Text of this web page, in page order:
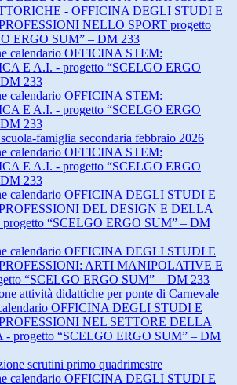
- OFFICINA DEGLI STUDI E
NELLO SPORT progetto
ERGO SUM” – DM 233
calendario OFFICINA STEM:
E A.I. - progetto “SCELGO ERGO
233
calendario OFFICINA STEM:
E A.I. - progetto “SCELGO ERGO
233
famiglia secondaria febbraio 2026
calendario OFFICINA STEM:
E A.I. - progetto “SCELGO ERGO
233
calendario OFFICINA DEGLI STUDI E
DEL DESIGN E DELLA
“SCELGO ERGO SUM” – DM
calendario OFFICINA DEGLI STUDI E
ARTI MANIPOLATIVE E
“SCELGO ERGO SUM” – DM 233
attività didattiche per ponte di Carnevale
OFFICINA DEGLI STUDI E
NEL SETTORE DELLA
- progetto “SCELGO ERGO SUM” – DM
scrutini primo quadrimestre
calendario OFFICINA DEGLI STUDI E